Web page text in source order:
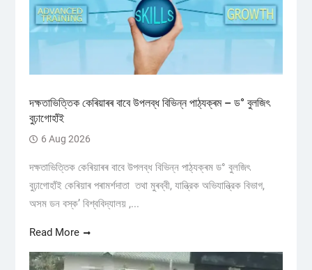
দক্ষতাভিত্তিক কেৰিয়াৰৰ বাবে উপলব্ধ বিভিন্ন পাঠ্যক্ৰম – ড° বুলজিৎ
বুঢ়াগোহাঁই
6 Aug 2026
দক্ষতাভিত্তিক কেৰিয়াৰৰ বাবে উপলব্ধ বিভিন্ন পাঠ্যক্ৰম ড° বুলজিৎ
বুঢ়াগোহাঁই কেৰিয়াৰ পৰামৰ্শদাতা তথা মুৰব্বী, যান্ত্রিক অভিযান্ত্রিক বিভাগ,
অসম ডন বস্ক’ বিশ্ববিদ্যালয় ,...
Read More